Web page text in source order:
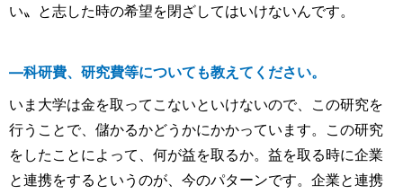
い〟と志した時の希望を閉ざしてはいけないんです。
―科研費、研究費等についても教えてください。
いま大学は金を取ってこないといけないので、この研究を
行うことで、儲かるかどうかにかかっています。この研究
をしたことによって、何が益を取るか。益を取る時に企業
と連携をするというのが、今のパターンです。企業と連携